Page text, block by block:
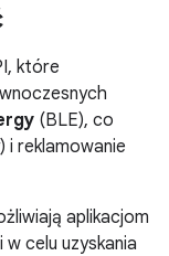
które
(BLE), co
i reklamowanie
aplikacjom
celu uzyskania